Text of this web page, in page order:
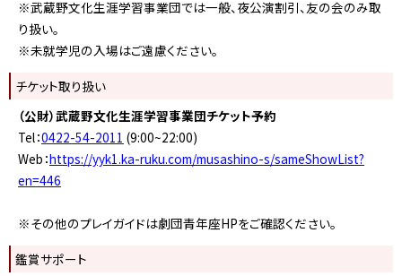
※武蔵野文化生涯学習事業団では一般、夜公演割引、友の会のみ取
り扱い。
※未就学児の入場はご遠慮ください。
チケット取り扱い
（公財）武蔵野文化生涯学習事業団チケット予約
Tel：0422-54-2011 (9:00~22:00)
Web：https://yyk1.ka-ruku.com/musashino-s/sameShowList?
en=446
※その他のプレイガイドは劇団青年座HPをご確認ください。
鑑賞サポート